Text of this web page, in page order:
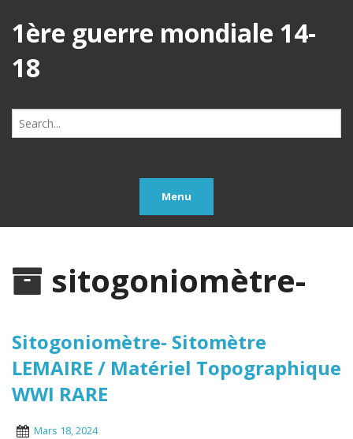
1ère guerre mondiale 14-
18
Search
for:
Menu
sitogoniomètre-
Sitogoniomètre- Sitomètre
LEMAIRE / Matériel Topographique
WWI RARE
Mars 18, 2024